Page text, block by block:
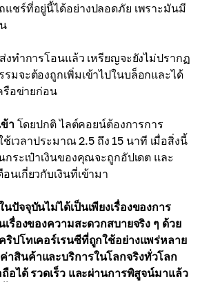
ชร์ที่อยู่นี้ได้อย่างปลอดภัย เพราะมันมี
งทำการโอนแล้ว เหรียญจะยังไม่ปรากฏ
มจะต้องถูกเพิ่มเข้าไปในบล็อกและได้
รือข่ายก่อน
าโดยปกติ ไลต์คอยน์ต้องการการ
ช้เวลาประมาณ 2.5 ถึง 15 นาที เมื่อสิ่งนี้
กระเป๋าเงินของคุณจะถูกอัปเดต และ
นเกี่ยวกับเงินที่เข้ามา
ปัจจุบันไม่ได้เป็นเพียงเรื่องของการ
เรื่องของความสะดวกสบายจริง ๆ ด้วย
ริปโทเคอร์เรนซีที่ถูกใช้อย่างแพร่หลาย
าสินค้าและบริการในโลกจริงทั่วโลก
อได้ รวดเร็ว และผ่านการพิสูจน์มาแล้ว